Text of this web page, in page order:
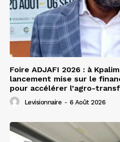
Foire ADJAFI 2026 : à
lancement mise sur le
pour accélérer l’agro-
Levisionnaire - 6 Août 2026